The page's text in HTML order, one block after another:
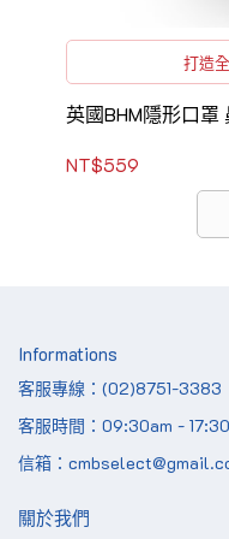
打造
英國BHM隱形口罩
NT$559
Informations
客服專線：(02)8751-3383
客服時間：09:30am -
信箱：
關於我們